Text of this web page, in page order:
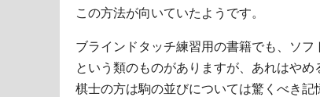
この方法が向いていたようです。
ブラインドタッチ練習用の書籍でも、ソ
という類のものがありますが、あれはやめ
棋士の方は駒の並びについては驚くべき